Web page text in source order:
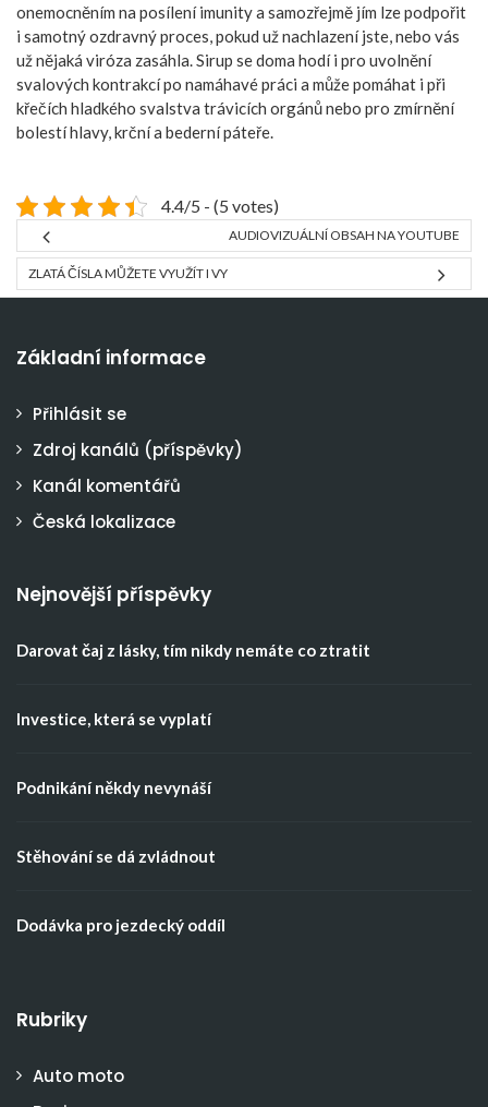
onemocněním na posílení imunity a samozřejmě jím lze podpořit
i samotný ozdravný proces, pokud už nachlazení jste, nebo vás
už nějaká viróza zasáhla. Sirup se doma hodí i pro uvolnění
svalových kontrakcí po namáhavé práci a může pomáhat i při
křečích hladkého svalstva trávicích orgánů nebo pro zmírnění
bolestí hlavy, krční a bederní páteře.
4.4/5 - (5 votes)
AUDIOVIZUÁLNÍ OBSAH NA YOUTUBE
ZLATÁ ČÍSLA MŮŽETE VYUŽÍT I VY
Základní informace
Přihlásit se
Zdroj kanálů (příspěvky)
Kanál komentářů
Česká lokalizace
Nejnovější příspěvky
Darovat čaj z lásky, tím nikdy nemáte co ztratit
Investice, která se vyplatí
Podnikání někdy nevynáší
Stěhování se dá zvládnout
Dodávka pro jezdecký oddíl
Rubriky
Auto moto